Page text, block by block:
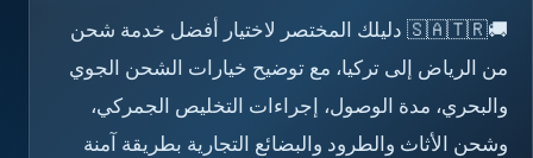
🚚🇸🇦🇹🇷 دليلك المختصر لاختيار أفضل خدمة شحن
من الرياض إلى تركيا، مع توضيح خيارات الشحن الجوي
والبحري، مدة الوصول، إجراءات التخليص الجمركي،
وشحن الأثاث والطرود والبضائع التجارية بطريقة آمنة